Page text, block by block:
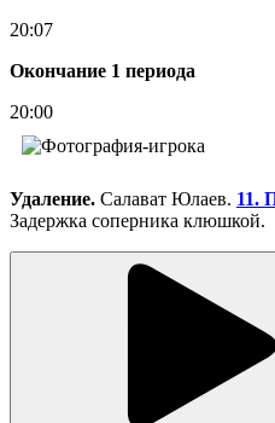
20:07
Окончание 1 периода
20:00
Удаление. Салават Юлаев. 11.
Задержка соперника клюшкой.